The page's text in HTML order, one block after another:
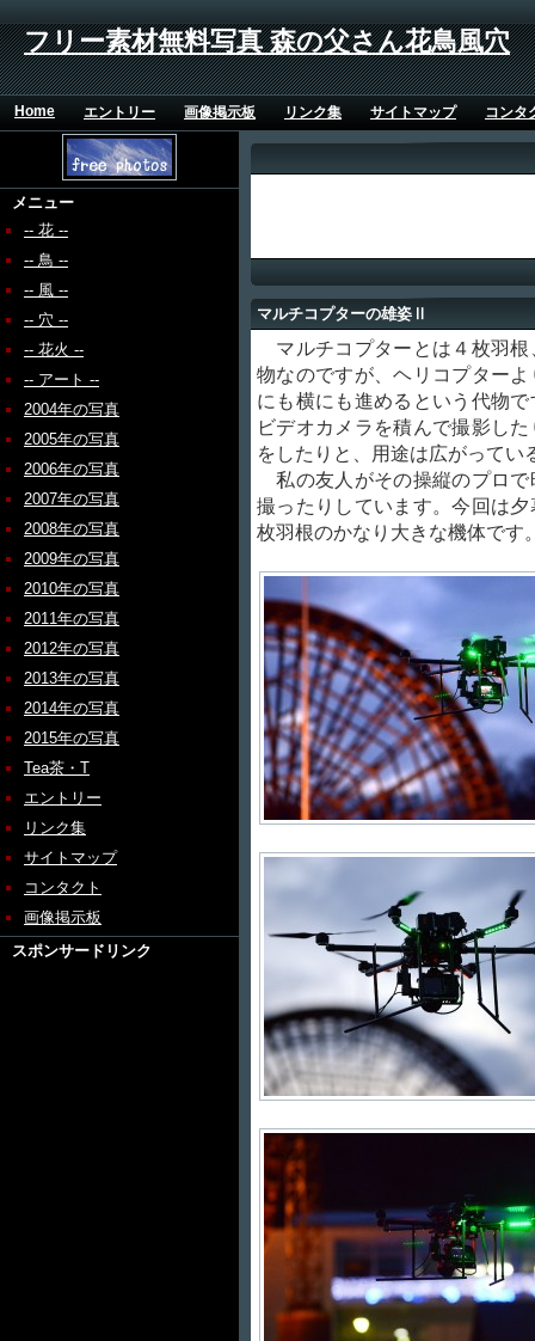
フリー素材無料写真 森の父さん花鳥風穴
Home エントリー 画像掲示板 リンク集 サイトマップ コンタ
メニュー
-- 花 --
-- 鳥 --
-- 風 --
-- 穴 --
-- 花火 --
-- アート --
2004年の写真
2005年の写真
2006年の写真
2007年の写真
2008年の写真
2009年の写真
2010年の写真
2011年の写真
2012年の写真
2013年の写真
2014年の写真
2015年の写真
Tea茶・T
エントリー
リンク集
サイトマップ
コンタクト
画像掲示板
スポンサードリンク
マルチコプターの雄姿Ⅱ
マルチコプターとは４枚羽根
物なのですが、ヘリコプター
にも横にも進めるという代物
ビデオカメラを積んで撮影し
をしたりと、用途は広がってい
私の友人がその操縦のプロで
撮ったりしています。今回は
枚羽根のかなり大きな機体です